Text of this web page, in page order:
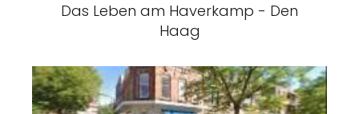
Das Leben am Haverkamp - Den
Haag